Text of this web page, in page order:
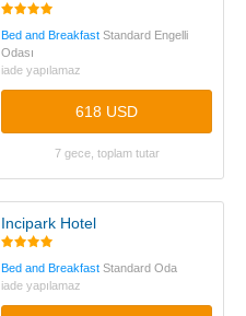
Bed and Breakfast Standard Engelli
Odası
iade yapılamaz
618 USD
7 gece, toplam tutar
Incipark Hotel
Bed and Breakfast Standard Oda
iade yapılamaz